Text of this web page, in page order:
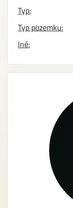
Typ:
Typ pozemku:
Iné: